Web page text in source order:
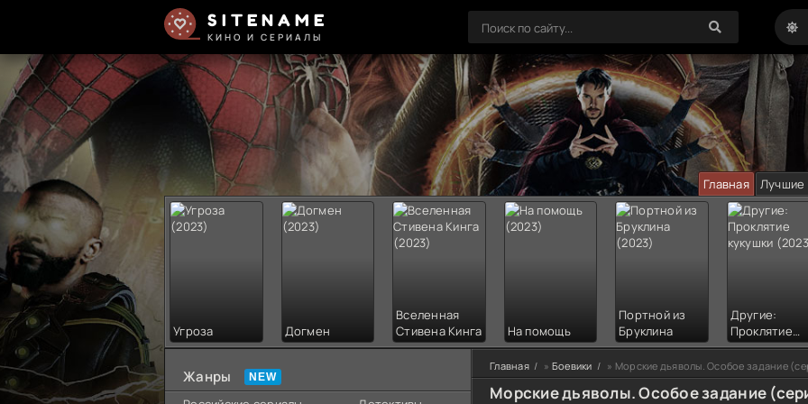
SITENAME
КИНО И СЕРИАЛЫ
Главная Лучшие
Угроза Догмен
Вселенная
Стивена Кинга
На помощь
Портной из
Бруклина
Другие:
Проклятие
кукушки
Жанры
Главная » Боевики » Морские дьяволы. Особое задание
Морские дьяволы. Особое задание